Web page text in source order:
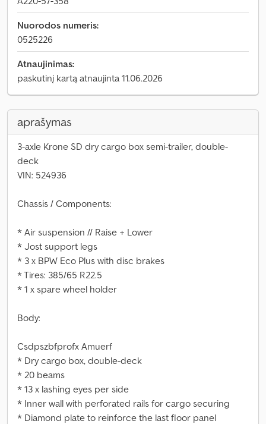
Nuorodos numeris:
0525226
Atnaujinimas:
paskutinį kartą atnaujinta 11.06.2026
aprašymas
3-axle Krone SD dry cargo box semi-trailer, double-
deck
VIN: 524936
Chassis / Components:
* Air suspension // Raise + Lower
* Jost support legs
* 3 x BPW Eco Plus with disc brakes
* Tires: 385/65 R22.5
* 1 x spare wheel holder
Body:
Csdpszbfprofx Amuerf
* Dry cargo box, double-deck
* 20 beams
* 13 x lashing eyes per side
* Inner wall with perforated rails for cargo securing
* Diamond plate to reinforce the last floor panel